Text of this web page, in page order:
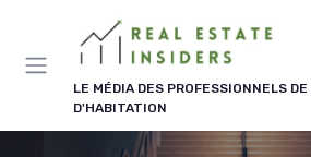
LE MÉDIA DES PROFESSIONNELS
D'HABITATION